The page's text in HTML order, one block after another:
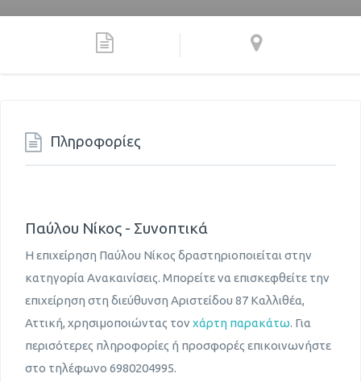
Πληροφορίες
Παύλου Νίκος - Συνοπτικά
Η επιχείρηση Παύλου Νίκος δραστηριοποιείται στην
κατηγορία Ανακαινίσεις. Μπορείτε να επισκεφθείτε την
επιχείρηση στη διεύθυνση Αριστείδου 87 Καλλιθέα,
Αττική, χρησιμοποιώντας τον χάρτη παρακάτω. Για
περισότερες πληροφορίες ή προσφορές επικοινωνήστε
στο τηλέφωνο 6980204995.